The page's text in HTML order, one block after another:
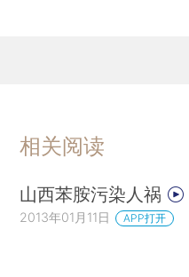
相关阅读
山西苯胺污染人祸
2013年01月11日 APP打开